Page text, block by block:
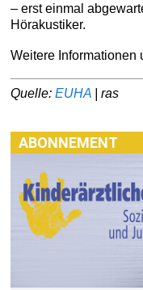
– erst einmal
Hörakustiker.
Weitere Informationen
Quelle:EUHA | ras
ABONNEMENT